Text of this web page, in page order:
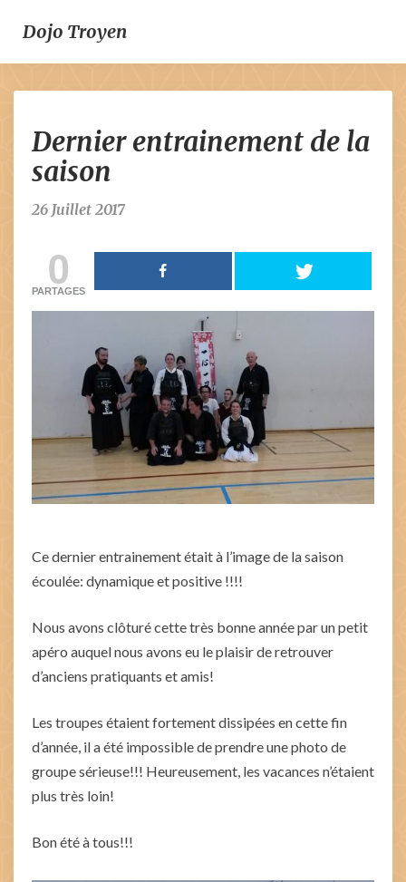
Dojo Troyen
entrainement
de
Dernier entrainement de la
saison
26 Juillet 2017
0
PARTAGES
Ce dernier entrainement était à l’image de la saison
écoulée: dynamique et positive !!!!
Nous avons clôturé cette très bonne année par un petit
apéro auquel nous avons eu le plaisir de retrouver
d’anciens pratiquants et amis!
Les troupes étaient fortement dissipées en cette fin
d’année, il a été impossible de prendre une photo de
groupe sérieuse!!! Heureusement, les vacances n’étaient
plus très loin!
Bon été à tous!!!